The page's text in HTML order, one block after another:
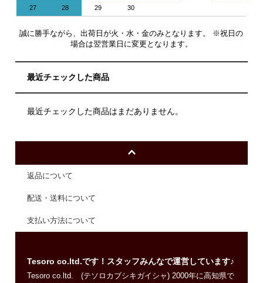
27 28 29 30
誠に勝手ながら、出荷日が火・水・金のみとなります。 ※祝日の
場合は翌営業日に変更となります。
最近チェックした商品
最近チェックした商品はまだありません。
返品について
配送・送料について
支払い方法について
Tesoro co.ltd.です！スタッフみんなで運営しています♪
Tesoro co.ltd. (テソロカブシキガイシャ) 2000年に高知県で